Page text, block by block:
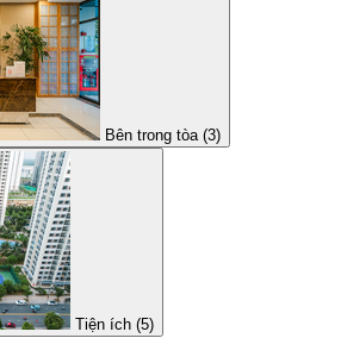
Bên trong tòa (3)
Tiện ích (5)